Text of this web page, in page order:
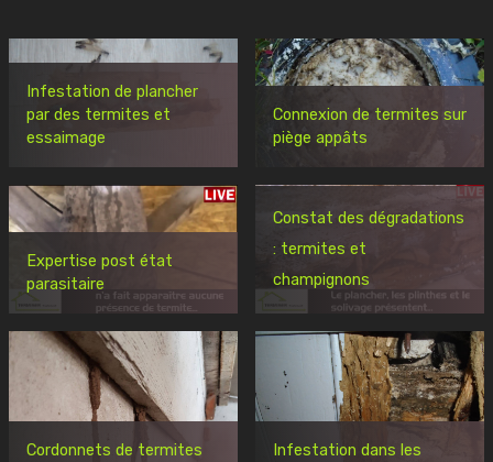
Infestation de plancher
par des termites et
essaimage
Connexion de termites sur
piège appâts
Expertise post état
parasitaire
Constat des dégradations
: termites et
champignons
Cordonnets de termites
Infestation dans les